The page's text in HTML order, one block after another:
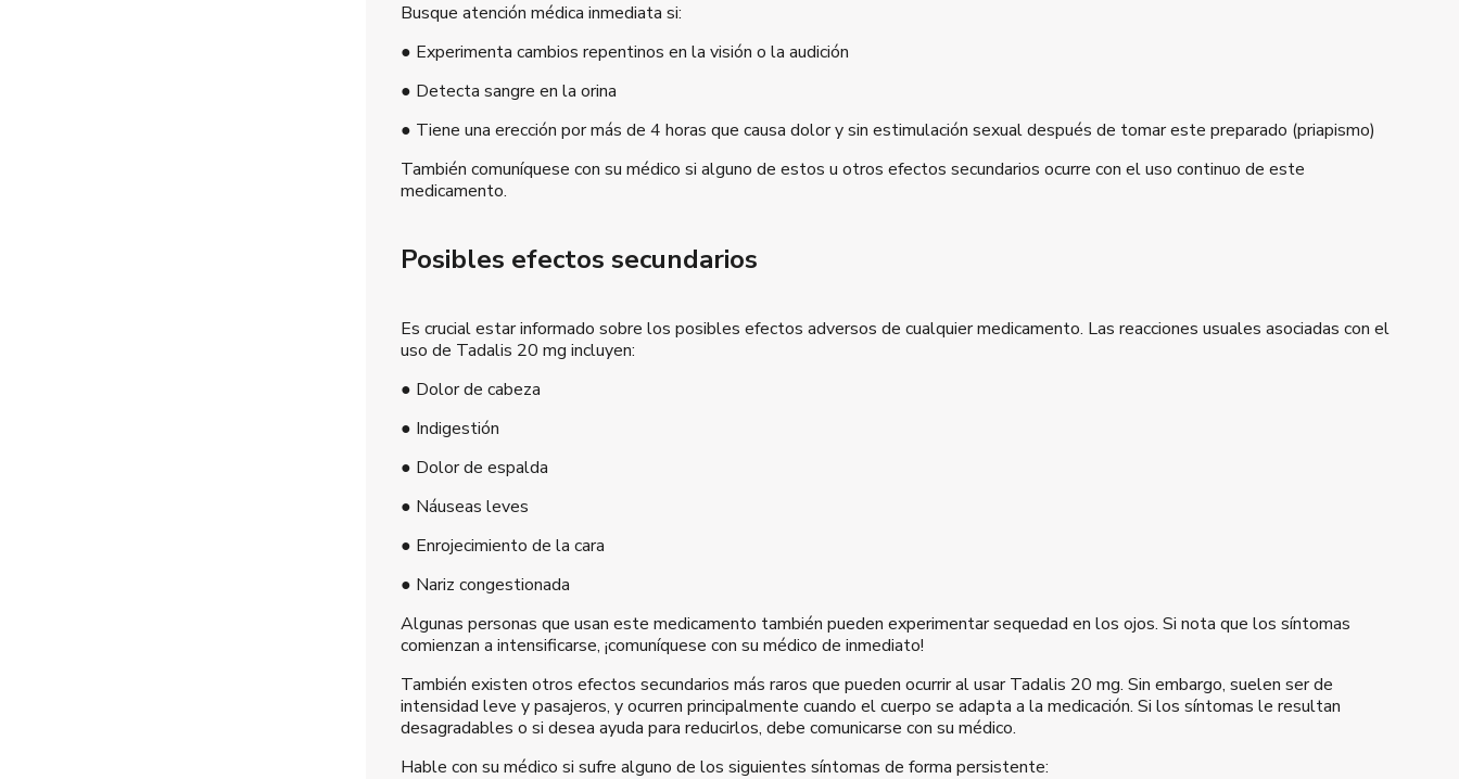
Busque atención médica inmediata si:
● Experimenta cambios repentinos en la visión o la audición
● Detecta sangre en la orina
● Tiene una erección por más de 4 horas que causa dolor y sin estimulación sexual después de tomar este preparado (priapismo)
También comuníquese con su médico si alguno de estos u otros efectos secundarios ocurre con el uso continuo de este
medicamento.
Posibles efectos secundarios
Es crucial estar informado sobre los posibles efectos adversos de cualquier medicamento. Las reacciones usuales asociadas con el
uso de Tadalis 20 mg incluyen:
● Dolor de cabeza
● Indigestión
● Dolor de espalda
● Náuseas leves
● Enrojecimiento de la cara
● Nariz congestionada
Algunas personas que usan este medicamento también pueden experimentar sequedad en los ojos. Si nota que los síntomas
comienzan a intensificarse, ¡comuníquese con su médico de inmediato!
También existen otros efectos secundarios más raros que pueden ocurrir al usar Tadalis 20 mg. Sin embargo, suelen ser de
intensidad leve y pasajeros, y ocurren principalmente cuando el cuerpo se adapta a la medicación. Si los síntomas le resultan
desagradables o si desea ayuda para reducirlos, debe comunicarse con su médico.
Hable con su médico si sufre alguno de los siguientes síntomas de forma persistente: